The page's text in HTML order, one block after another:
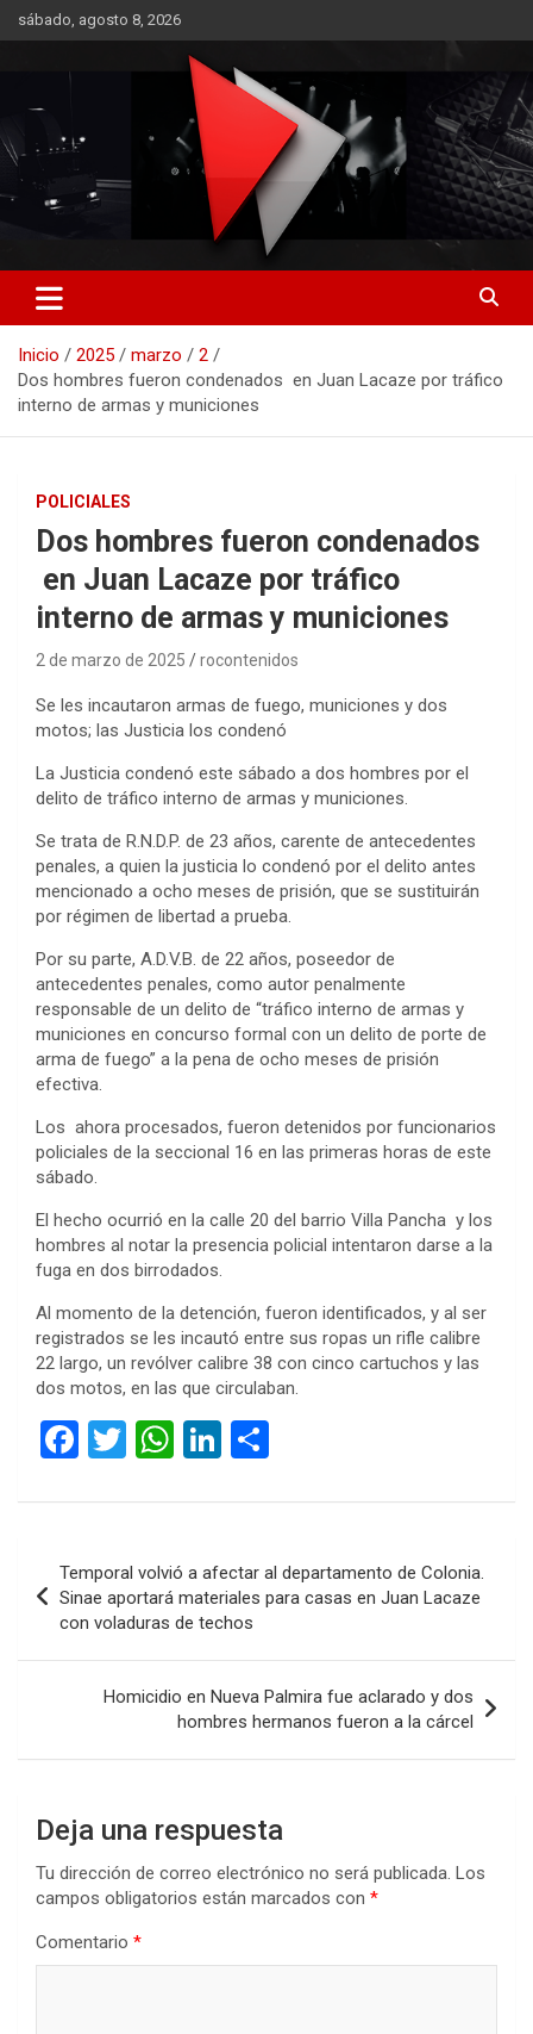
Saltar
al
sábado, agosto 8, 2026
RO CONTENIDOS
Inicio 2025 marzo
2
Dos hombres fueron condenados en Juan Lacaze por tráfico
interno de armas y municiones
POLICIALES
Dos hombres fueron condenados
en Juan Lacaze por tráfico
interno de armas y municiones
2 de marzo de 2025 rocontenidos
Se les incautaron armas de fuego, municiones y dos
motos; las Justicia los condenó
La Justicia condenó este sábado a dos hombres por el
delito de tráfico interno de armas y municiones.
Se trata de R.N.D.P. de 23 años, carente de antecedentes
penales, a quien la justicia lo condenó por el delito antes
mencionado a ocho meses de prisión, que se sustituirán
por régimen de libertad a prueba.
Por su parte, A.D.V.B. de 22 años, poseedor de
antecedentes penales, como autor penalmente
responsable de un delito de “tráfico interno de armas y
municiones en concurso formal con un delito de porte de
arma de fuego” a la pena de ocho meses de prisión
efectiva.
Los ahora procesados, fueron detenidos por funcionarios
policiales de la seccional 16 en las primeras horas de este
sábado.
El hecho ocurrió en la calle 20 del barrio Villa Pancha y los
hombres al notar la presencia policial intentaron darse a la
fuga en dos birrodados.
Al momento de la detención, fueron identificados, y al ser
registrados se les incautó entre sus ropas un rifle calibre
22 largo, un revólver calibre 38 con cinco cartuchos y las
dos motos, en las que circulaban.
F
ce
o
o
k
T
tt
W
at
A
p
p
Li
ke
n
m
ar
de
entradas
Temporal volvió a afectar al departamento de Colonia.
Sinae aportará materiales para casas en Juan Lacaze
con voladuras de techos
Homicidio en Nueva Palmira fue aclarado y dos
hombres hermanos fueron a la cárcel
Deja una respuesta
Tu dirección de correo electrónico no será publicada. Los
campos obligatorios están marcados con *
Comentario *